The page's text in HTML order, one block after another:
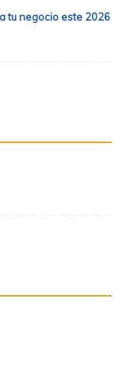
tu negocio este 2026